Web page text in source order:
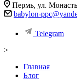
Пермь, ул.
babylon-
Telegram
>
Главная
Блог